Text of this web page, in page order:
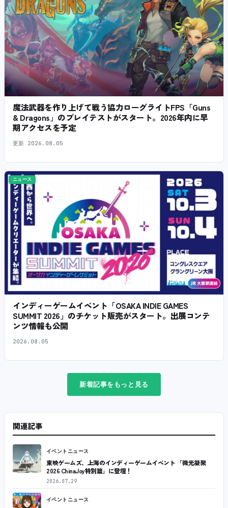
魔法武器を作り上げて戦う協力ローグライトFPS「Guns
& Dragons」のプレイテストがスタート。2026年内に早
期アクセスを予定
更新 2026.08.05
ニュース
インディーゲームイベント「OSAKA INDIE GAMES
SUMMIT 2026」のチケット販売がスタート。出展コンテ
ンツ情報も公開
2026.08.05
新着記事をもっと見る
関連記事
イベントニュース
東映ゲームズ、上海のインディーゲームイベント 「微光凝聚
2026 ChinaJoy特別篇」に登壇！
2026.07.29
イベントニュース